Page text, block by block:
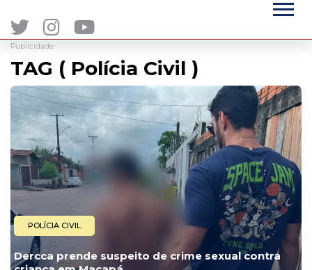
Publicidade
TAG ( Polícia Civil )
POLÍCIA CIVIL
Dercca prende suspeito de crime sexual contra